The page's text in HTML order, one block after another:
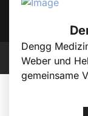
Dengg
Weber und
gemeinsame